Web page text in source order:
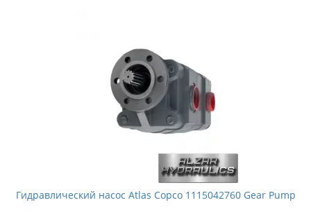
Гидравлический насос Atlas Copco 1115042760 Gear Pump